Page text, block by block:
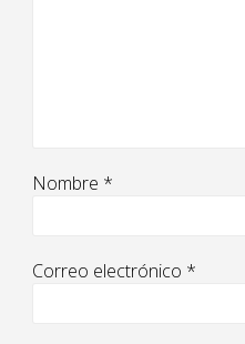
Nombre *
Correo electrónico *